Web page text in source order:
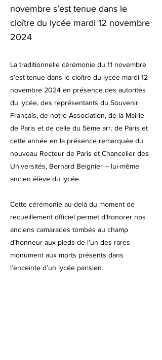
novembre s’est tenue dans le
cloître du lycée mardi 12 novembre
2024
La traditionnelle cérémonie du 11 novembre
s’est tenue dans le cloître du lycée mardi 12
novembre 2024 en présence des autorités
du lycée, des représentants du Souvenir
Français, de notre Association, de la Mairie
de Paris et de celle du 5ème arr. de Paris et
cette année en la présence remarquée du
nouveau Recteur de Paris et Chancelier des
Universités, Bernard Beignier – lui-même
ancien élève du lycée.
Cette cérémonie au-delà du moment de
recueillement officiel permet d’honorer nos
anciens camarades tombés au champ
d’honneur aux pieds de l’un des rares
monument aux morts présents dans
l’enceinte d’un lycée parisien.